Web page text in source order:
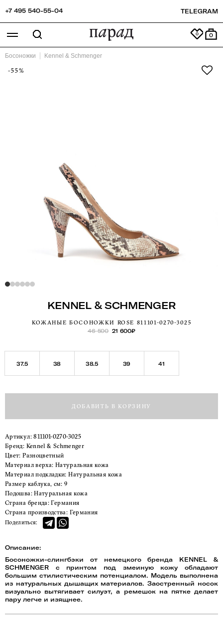
+7 495 540-55-04 TELEGRAM
0
Босоножки Kennel & Schmenger
-55%
KENNEL & SCHMENGER
КОЖАНЫЕ БОСОНОЖКИ ROSE 811101-0270-3025
46 500 21 600₽
37.5 38 38.5 39 41
ДОБАВИТЬ В КОРЗИНУ
Артикул:811101-0270-3025
Бренд:
Kennel & Schmenger
Цвет:
Разноцветный
Материал верха: Натуральная кожа
Материал подкладки: Натуральная кожа
Размер каблука, см: 9
Подошва: Натуральная кожа
Страна бренда: Германия
Страна производства: Германия
Поделиться:
Описание:
Босоножки-слингбэки от немецкого бренда KENNEL &
SCHMENGER с принтом под змеиную кожу обладают
большим стилистическим потенциалом. Модель выполнена
из натуральных дышащих материалов. Заостренный носок
визуально вытягивает силуэт, а ремешок на пятке делает
пару легче и изящнее.